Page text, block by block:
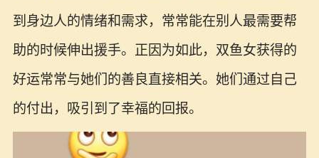
到身边人的情绪和需求，常常能在别人最需要帮
助的时候伸出援手。正因为如此，双鱼女获得的
好运常常与她们的善良直接相关。她们通过自己
的付出，吸引到了幸福的回报。